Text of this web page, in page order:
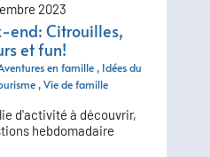
2023
end: Citrouilles,
et fun!
en famille
Idées du
Vie de famille
d'activité à découvrir,
hebdomadaire